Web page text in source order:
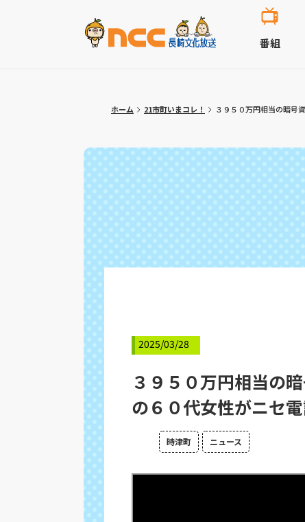
番組
ホーム 21市町いまコレ！ ３９５０万円相当の暗号
2025/03/28
３９５０万円相当の
の６０代女性がニセ
時津町 ニュース